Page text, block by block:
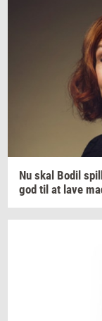
Nu skal Bodil
god til at lave